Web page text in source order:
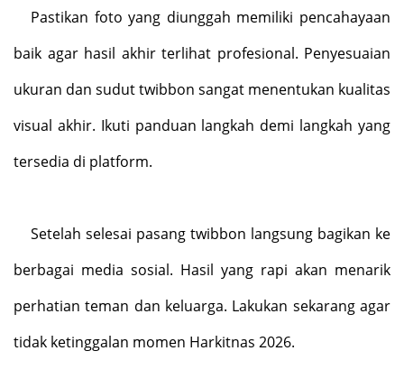
Pastikan foto yang diunggah memiliki pencahayaan
baik agar hasil akhir terlihat profesional. Penyesuaian
ukuran dan sudut twibbon sangat menentukan kualitas
visual akhir. Ikuti panduan langkah demi langkah yang
tersedia di platform.
Setelah selesai pasang twibbon langsung bagikan ke
berbagai media sosial. Hasil yang rapi akan menarik
perhatian teman dan keluarga. Lakukan sekarang agar
tidak ketinggalan momen Harkitnas 2026.